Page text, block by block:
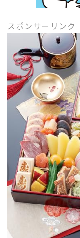
スポンサーリンク